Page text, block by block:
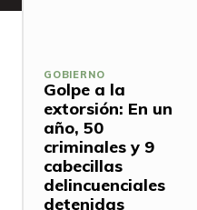
GOBIERNO
Golpe a la
extorsión: En un
año, 50
criminales y 9
cabecillas
delincuenciales
detenidas